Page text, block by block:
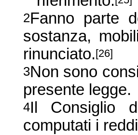
2Fanno parte
sostanza,
rinunciato.[26]
3Non sono
presente legge.
4Il Consiglio
computati i